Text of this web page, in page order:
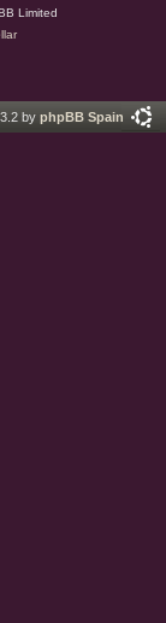
Limited
by phpBB Spain